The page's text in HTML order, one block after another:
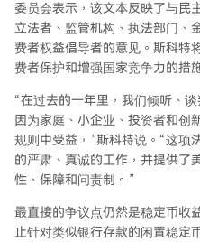
委员会表示，该文本反映了与民
立法者、监管机构、执法部门、
费者权益倡导者的意见。斯科特
费者保护和增强国家竞争力的措
“在过去的一年里，我们倾听、谈
因为家庭、小企业、投资者和创
规则中受益，”斯科特说。“这项
的严肃、真诚的工作，并提供了
性、保障和问责制。”
最直接的争议点仍然是稳定币收
止针对类似银行存款的闲置稳定